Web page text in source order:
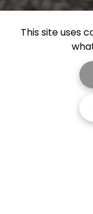
This site uses